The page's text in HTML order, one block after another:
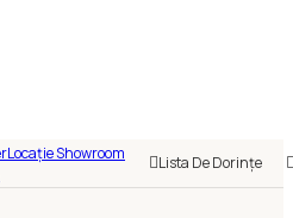
Locație Showroom
Lista De Dorințe